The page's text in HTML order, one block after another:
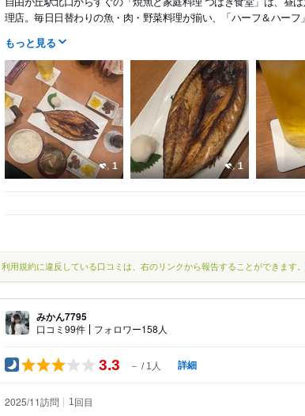
理店。毎日日替わりの魚・肉・野菜料理が揃い、「ハーフ＆ハー
もっと見る
1 1
利用規約に違反している口コミは、右のリンクから報告することができます。
みかん7795
口コミ99件 フォロワー158人
3.3 － 1人 詳細
2025/11訪問 1回目